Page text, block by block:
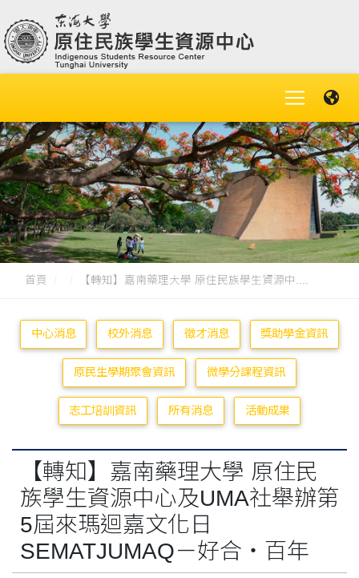
首頁 【轉知】嘉南藥理大學 原住民族學生資源中....
中心消息 校外消息 徵才消息 獎助學金資訊
原民生學期聚會資訊 微學分課程資訊
志工培訓資訊 所有消息 活動成果
【轉知】嘉南藥理大學 原住民
族學生資源中心及UMA社舉辦第
5屆來瑪迴嘉文化日
SEMATJUMAQ－好合・百年